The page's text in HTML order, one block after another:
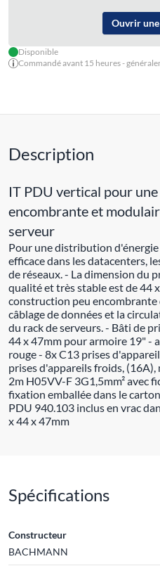
Ouvrir une
Disponible
Commandé avant 15 heures -
Description
IT PDU vertical pour
encombrante et
serveur
Pour une distribution
efficace dans les datacenters,
de réseaux. - La dimension du
qualité et très stable est de 44
construction peu encombrante
câblage de données et la
du rack de serveurs. - Bâti de
44 x 47mm pour armoire 19" -
rouge - 8x C13 prises
prises d'appareils froids,
2m H05VV-F 3G1,5mm² avec
fixation emballée dans le
PDU 940.103 inclus en vrac
x 44 x 47mm
Spécifications
Constructeur
BACHMANN